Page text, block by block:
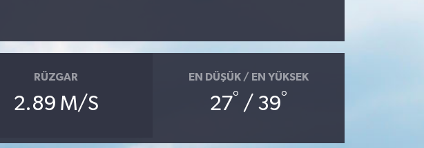
RÜZGAR
2.89 M/S
EN DÜŞÜK / EN YÜKSEK
27° / 39°